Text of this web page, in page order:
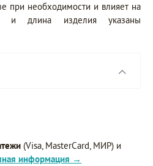
при необходимости и влияет на
и длина изделия указаны
(Visa, MasterCard, МИР) и
информация →